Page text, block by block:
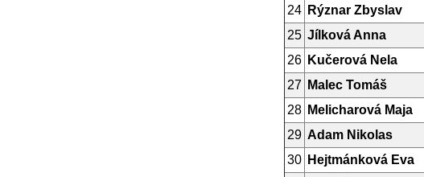
24 Rýznar Zbyslav
25 Jílková Anna
26 Kučerová Nela
27
Malec Tomáš
28 Melicharová Maja
29 Adam Nikolas
30 Hejtmánková Eva